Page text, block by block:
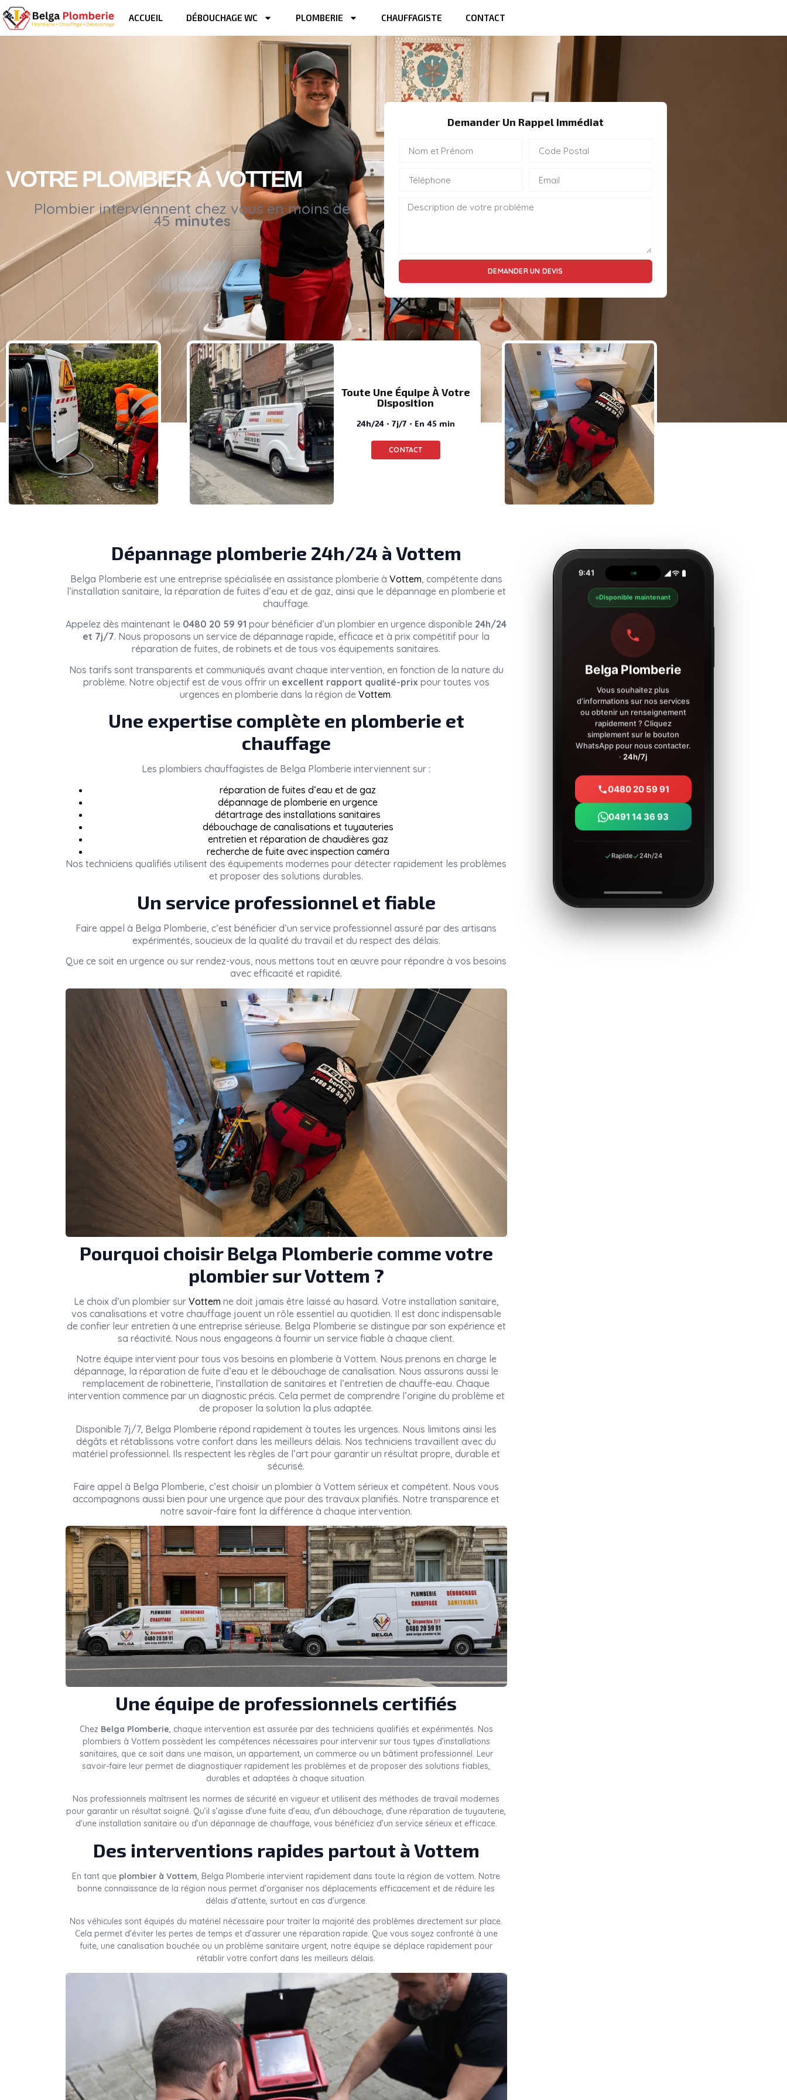
ACCUEIL DÉBOUCHAGE WC PLOMBERIE CHAUFFAGISTE CONTACT
VOTRE PLOMBIER À VOTTEM
Plombier interviennent chez vous en moins de
45minutes
Demander Un Rappel Immédiat
DEMANDER UN DEVIS
Toute Une Équipe À Votre
Disposition
24h/24 · 7j/7 · En 45 min
CONTACT
Dépannage plomberie 24h/24 à Vottem
Belga Plomberieest une entreprise spécialisée en assistance plomberie à Vottem, compétente dans
l’installation sanitaire, la réparation de fuites d’eau et de gaz, ainsi que le dépannage en plomberie et
chauffage.
Appelez dès maintenant le 0480 20 59 91 pour bénéficier d’un plombier en urgence disponible 24h/24
et 7j/7. Nous proposons un service de dépannage rapide, efficace et à prix compétitif pour la
réparation de fuites, de robinets et de tous vos équipements sanitaires.
Nos tarifs sont transparents et communiqués avant chaque intervention, en fonction de la nature du
problème. Notre objectif est de vous offrir un excellent rapport qualité-prix pour toutes vos
urgences en plomberie dans la région deVottem.
Une expertise complète en plomberie et
chauffage
Les plombiers chauffagistes de Belga Plomberie interviennent sur :
réparation de fuites d’eau et de gaz
dépannage de plomberie en urgence
détartrage des installations sanitaires
débouchage de canalisations et tuyauteries
entretien et réparation de chaudières gaz
recherche de fuite avec inspection caméra
Nos techniciens qualifiés utilisent des équipements modernes pour détecter rapidement les problèmes
et proposer des solutions durables.
Un service professionnel et fiable
Faire appel à Belga Plomberie , c’est bénéficier d’un service professionnel assuré par des artisans
expérimentés, soucieux de la qualité du travail et du respect des délais.
Que ce soit en urgence ou sur rendez-vous, nous mettons tout en œuvre pour répondre à vos besoins
avec efficacité et rapidité.
Pourquoi choisir Belga Plomberie comme votre
plombier sur Vottem ?
Le choix d’un plombier sur Vottem ne doit jamais être laissé au hasard. Votre installation sanitaire,
vos canalisations et votre chauffage jouent un rôle essentiel au quotidien. Il est donc indispensable
de confier leur entretien à une entreprise sérieuse. Belga Plomberie se distingue par son expérience et
sa réactivité. Nous nous engageons à fournir un service fiable à chaque client.
Notre équipe intervient pour tous vos besoins en plomberie à Vottem. Nous prenons en charge le
dépannage, la réparation de fuite d’eau et le débouchage de canalisation. Nous assurons aussi le
remplacement de robinetterie, l’installation de sanitaires et l’entretien de chauffe-eau. Chaque
intervention commence par un diagnostic précis. Cela permet de comprendre l’origine du problème et
de proposer la solution la plus adaptée.
Disponible 7j/7, Belga Plomberie répond rapidement à toutes les urgences. Nous limitons ainsi les
dégâts et rétablissons votre confort dans les meilleurs délais. Nos techniciens travaillent avec du
matériel professionnel. Ils respectent les règles de l’art pour garantir un résultat propre, durable et
sécurisé.
Faire appel à Belga Plomberie, c’est choisir un plombier à Vottem sérieux et compétent. Nous vous
accompagnons aussi bien pour une urgence que pour des travaux planifiés. Notre transparence et
notre savoir-faire font la différence à chaque intervention.
Une équipe de professionnels certifiés
Chez Belga Plomberie, chaque intervention est assurée par des techniciens qualifiés et expérimentés. Nos
plombiers à Vottem possèdent les compétences nécessaires pour intervenir sur tous types d’installations
sanitaires, que ce soit dans une maison, un appartement, un commerce ou un bâtiment professionnel. Leur
savoir-faire leur permet de diagnostiquer rapidement les problèmes et de proposer des solutions fiables,
durables et adaptées à chaque situation.
Nos professionnels maîtrisent les normes de sécurité en vigueur et utilisent des méthodes de travail modernes
pour garantir un résultat soigné. Qu’il s’agisse d’une fuite d’eau, d’un débouchage, d’une réparation de tuyauterie,
d’une installation sanitaire ou d’un dépannage de chauffage, vous bénéficiez d’un service sérieux et efficace.
Des interventions rapides partout à Vottem
En tant que plombier à Vottem, Belga Plomberie intervient rapidement dans toute la région de vottem. Notre
bonne connaissance de la région nous permet d’organiser nos déplacements efficacement et de réduire les
délais d’attente, surtout en cas d’urgence.
Nos véhicules sont équipés du matériel nécessaire pour traiter la majorité des problèmes directement sur place.
Cela permet d’éviter les pertes de temps et d’assurer une réparation rapide. Que vous soyez confronté à une
fuite, une canalisation bouchée ou un problème sanitaire urgent, notre équipe se déplace rapidement pour
rétablir votre confort dans les meilleurs délais.
9:41
Disponible maintenant
Belga Plomberie
Vous souhaitez plus
d’informations sur nos services
ou obtenir un renseignement
rapidement ? Cliquez
simplement sur le bouton
WhatsApp pour nous contacter.
·24h/7j
0480 20 59 91
0491 14 36 93
Rapide 24h/24